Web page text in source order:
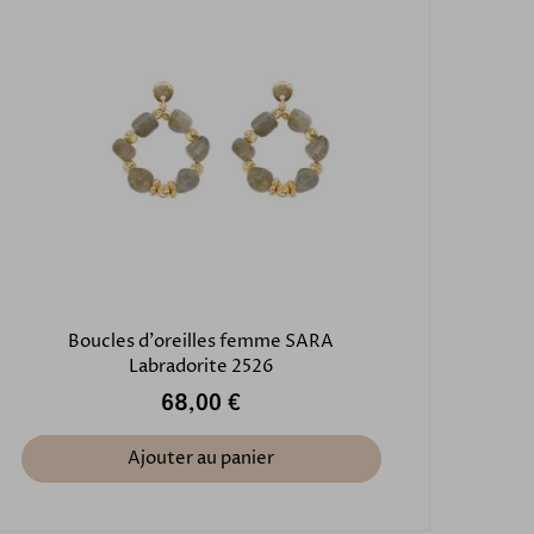
Boucles d'oreilles femme SARA
Labradorite 2526
68,00 €
Ajouter au panier